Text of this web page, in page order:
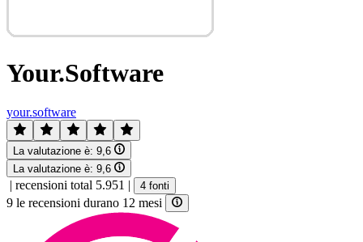
Your.Software
your.software
La valutazione è: 9,6
La valutazione è: 9,6
| recensioni total 5.951 | 4 fonti
9 le recensioni durano 12 mesi